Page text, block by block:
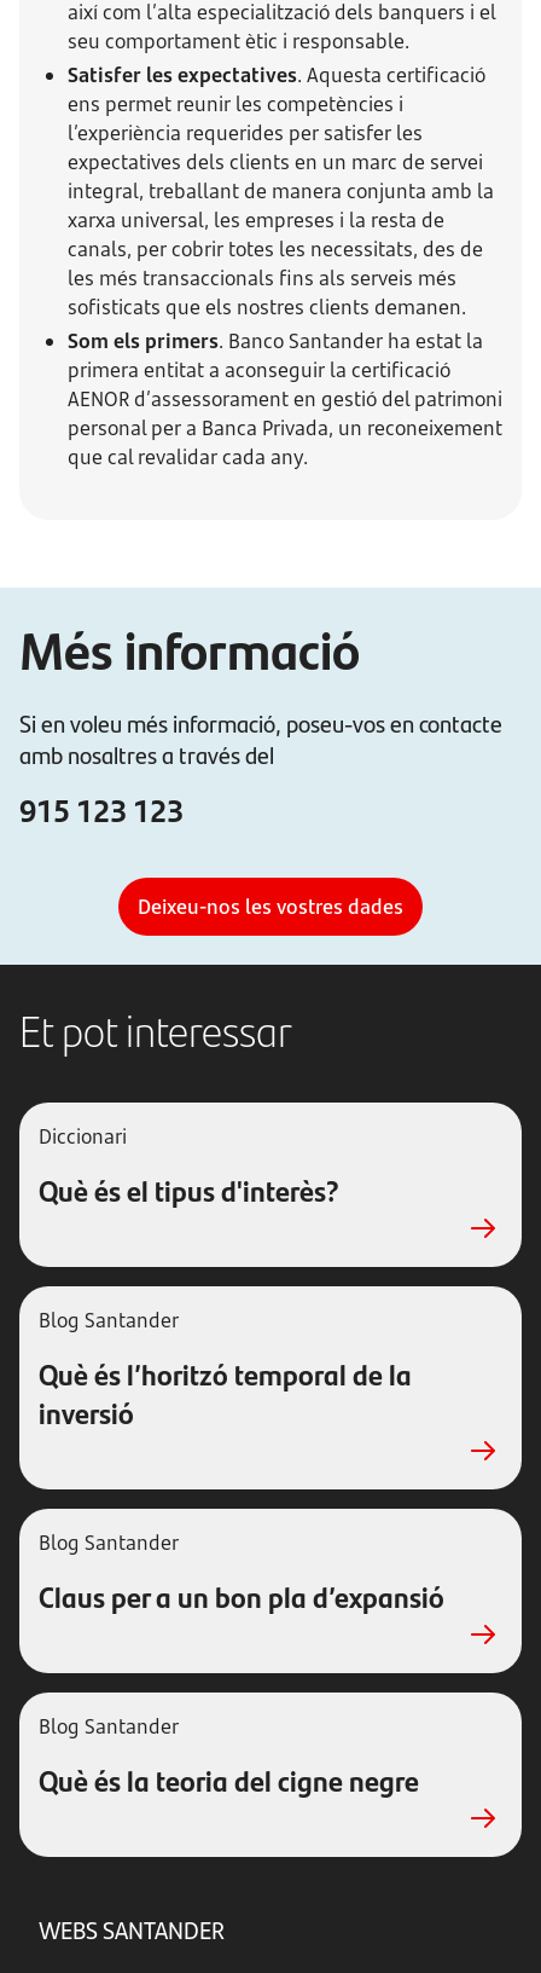
així com l’alta especialització dels banquers i el
seu comportament ètic i responsable.
Satisfer les expectatives. Aquesta certificació
ens permet reunir les competències i
l’experiència requerides per satisfer les
expectatives dels clients en un marc de servei
integral, treballant de manera conjunta amb la
xarxa universal, les empreses i la resta de
canals, per cobrir totes les necessitats, des de
les més transaccionals fins als serveis més
sofisticats que els nostres clients demanen.
Som els primers. Banco Santander ha estat la
primera entitat a aconseguir la certificació
AENOR d’assessorament en gestió del patrimoni
personal per a Banca Privada, un reconeixement
que cal revalidar cada any.
Més informació
Si en voleu més informació, poseu-vos en contacte
amb nosaltres a través del
915 123 123
Deixeu-nos les vostres dades
Et pot interessar
Diccionari
Què és el tipus d'interès?
Blog Santander
Què és l’horitzó temporal de la
inversió
Blog Santander
Claus per a un bon pla d’expansió
Blog Santander
Què és la teoria del cigne negre
WEBS SANTANDER